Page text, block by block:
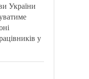
України
у